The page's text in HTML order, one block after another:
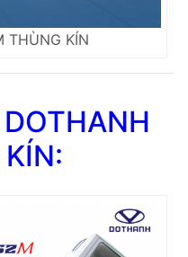
THÙNG KÍN